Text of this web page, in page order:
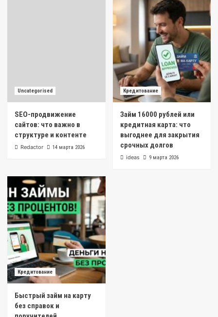
Uncategorised
SEO-продвижение
сайтов: что важно в
структуре и контенте
Redactor 14 марта 2026
Кредитование
Займ 16000 рублей или
кредитная карта: что
выгоднее для закрытия
срочных долгов
ideas 9 марта 2026
Кредитование
Быстрый займ на карту
без справок и